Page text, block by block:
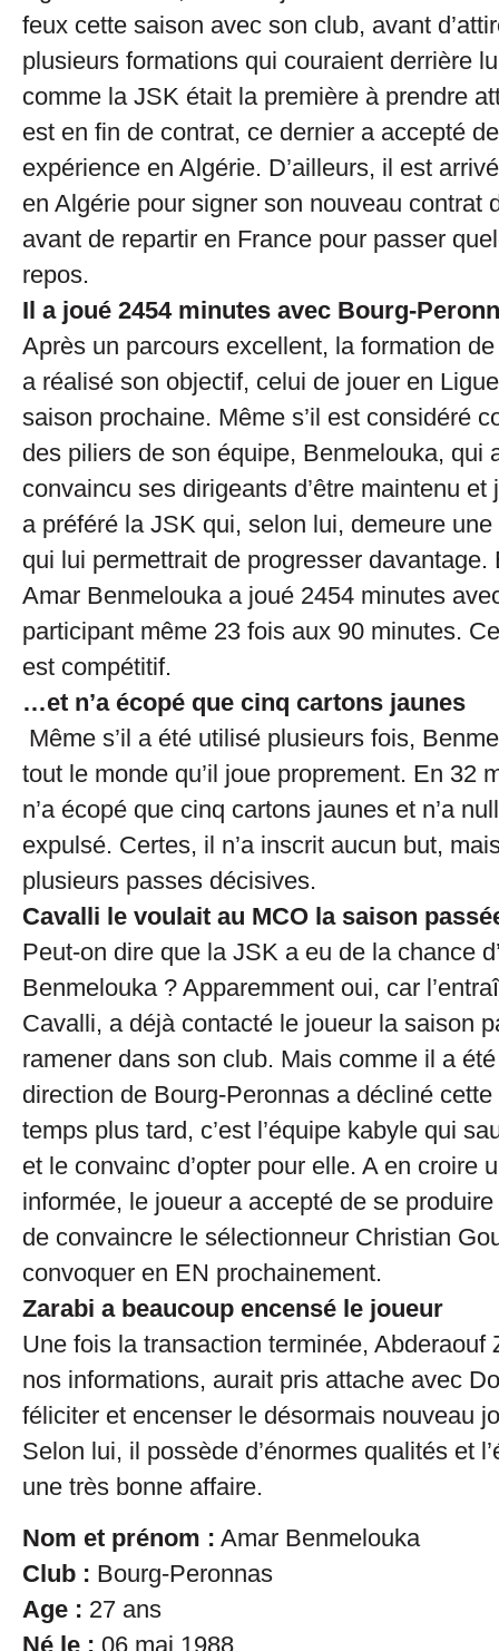
feux cette saison avec son club, avant
plusieurs formations qui couraient derrière
comme la JSK était la première à prendre
est en fin de contrat, ce dernier a accepté
expérience en Algérie. D’ailleurs, il est
en Algérie pour signer son nouveau contrat
avant de repartir en France pour passer
repos.
Il a joué 2454 minutes avec Bourg-
Après un parcours excellent, la formation
a réalisé son objectif, celui de jouer en
saison prochaine. Même s’il est considéré
des piliers de son équipe, Benmelouka, qui
convaincu ses dirigeants d’être maintenu et
a préféré la JSK qui, selon lui, demeure
qui lui permettrait de progresser davantage.
Amar Benmelouka a joué 2454 minutes
participant même 23 fois aux 90 minutes.
est compétitif.
…et n’a écopé que cinq cartons jaunes
Même s’il a été utilisé plusieurs fois,
tout le monde qu’il joue proprement. En 32
n’a écopé que cinq cartons jaunes et n’a
expulsé. Certes, il n’a inscrit aucun but,
plusieurs passes décisives.
Cavalli le voulait au MCO la saison
Peut-on dire que la JSK a eu de la chance
Benmelouka ? Apparemment oui, car
Cavalli, a déjà contacté le joueur la saison
ramener dans son club. Mais comme il a
direction de Bourg-Peronnas a décliné
temps plus tard, c’est l’équipe kabyle qui
et le convainc d’opter pour elle. A en croire
informée, le joueur a accepté de se
de convaincre le sélectionneur Christian
convoquer en EN prochainement.
Zarabi a beaucoup encensé le joueur
Une fois la transaction terminée, Abderaouf
nos informations, aurait pris attache avec
féliciter et encenser le désormais nouveau
Selon lui, il possède d’énormes qualités et
une très bonne affaire.
Nom et prénom : Amar Benmelouka
Club : Bourg-Peronnas
Age : 27 ans
Né le : 06 mai 1988